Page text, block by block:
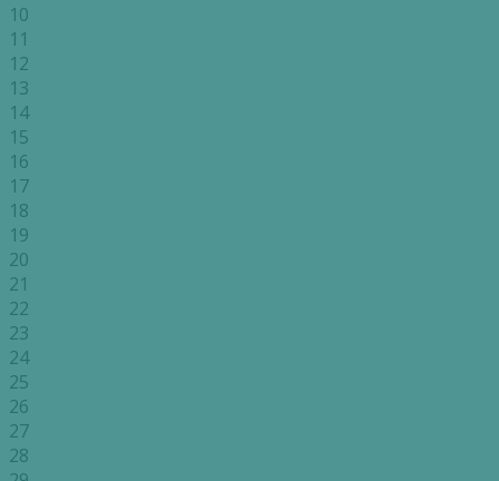
10
11
12
13
14
15
16
17
18
19
20
21
22
23
24
25
26
27
28